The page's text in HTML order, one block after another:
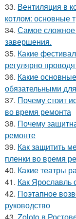
33. Вентиляция в
котлом: основные
34. Самое сложное
завершения.
35. Какие
регулярно
36. Какие
обязательными
37. Почему стоит
во время ремонта
38. Почему
ремонте
39. Как защитить
пленки во время
40. Какие театры
41. Как Ярославль
42. Поэтапное
руководство